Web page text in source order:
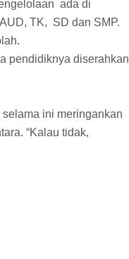
ada di
TK, SD dan SMP.
pendidiknya diserahkan
ini meringankan
“Kalau tidak,